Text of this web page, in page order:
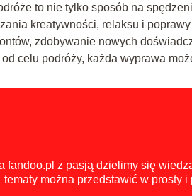
to nie tylko sposób na
kreatywności, relaksu i
zdobywanie nowych
celu podróży, każda wyprawa
fandoo.pl z pasją dzielimy się
tematy można przedstawić w prosty